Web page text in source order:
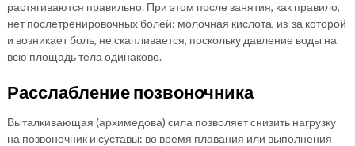
растягиваются правильно. При этом после занятия, как правило,
нет послетренировочных болей: молочная кислота, из-за которой
и возникает боль, не скапливается, поскольку давление воды на
всю площадь тела одинаково.
Расслабление позвоночника
Выталкивающая (архимедова) сила позволяет снизить нагрузку
на позвоночник и суставы: во время плавания или выполнения